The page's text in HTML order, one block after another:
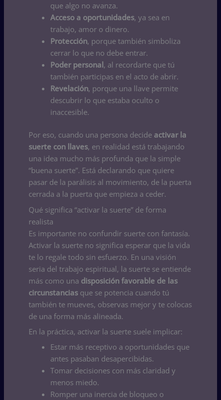
que algo no avanza.
Acceso a oportunidades, ya sea en
trabajo, amor o dinero.
Protección, porque también simboliza
cerrar lo que no debe entrar.
Poder personal, al recordarte que tú
también participas en el acto de abrir.
Revelación, porque una llave permite
descubrir lo que estaba oculto o
inaccesible.
Por eso, cuando una persona decide activar la
suerte con llaves, en realidad está trabajando
una idea mucho más profunda que la simple
“buena suerte”. Está declarando que quiere
pasar de la parálisis al movimiento, de la puerta
cerrada a la puerta que empieza a ceder.
Qué significa “activar la suerte” de forma
realista
Es importante no confundir suerte con fantasía.
Activar la suerte no significa esperar que la vida
te lo regale todo sin esfuerzo. En una visión
seria del trabajo espiritual, la suerte se entiende
más como una disposición favorable de las
circunstanciasque se potencia cuando tú
también te mueves, observas mejor y te colocas
de una forma más alineada.
En la práctica, activar la suerte suele implicar:
Estar más receptivo a oportunidades que
antes pasaban desapercibidas.
Tomar decisiones con más claridad y
menos miedo.
Romper una inercia de bloqueo o